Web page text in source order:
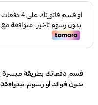
بدون فوائد أو رسوم.